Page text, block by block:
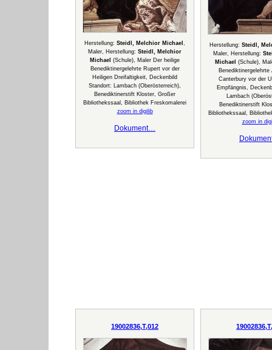
Herstellung: Steidl, Melchior Michael
Maler, Herstellung: Steidl, Melchior
Michael (Schule), Maler Der heilige
Benediktinergelehrte Rupert vor der
Heiligen Dreifaltigkeit, Deckenbild
Standort: Lambach (Oberösterreich),
Benediktinerstift Kloster, Großer
Bibliothekssaal, Bibliothek Freskomalerei
zoom in digilib
Dokument…
Herstellung: Steidl,
Maler, Herstellung:
Michael (Schule),
Benediktinergelehrte
Canterbury vor der
Empfängnis,
Lambach
Benediktinerstift
Bibliothekssaal,
zoom in
19002836,T,012